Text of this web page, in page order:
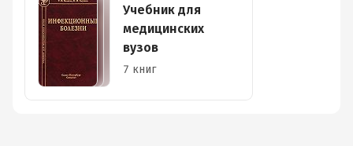
Учебник для
медицинских
вузов
7 книг